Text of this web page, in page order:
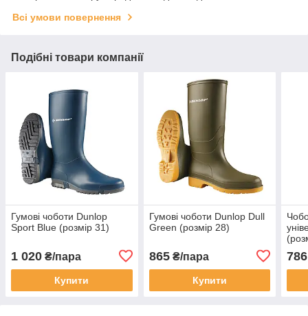
Всі умови повернення
Подібні товари компанії
Гумові чоботи Dunlop
Sport Blue (розмір 31)
1 020 ₴/пара
Купити
Гумові чоботи Dunlop Dull
Green (розмір 28)
865₴/пара
Купити
786